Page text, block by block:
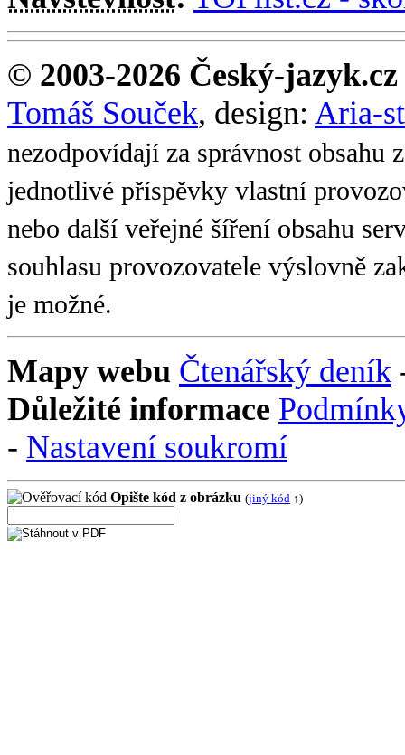
© 2003-2026 Český-jazyk.cz
Tomáš Souček, design: Aria-
nezodpovídají za správnost obsahu
jednotlivé příspěvky vlastní
nebo další veřejné šíření obsahu
souhlasu provozovatele výslovně
je možné.
Mapy webu Čtenářský deník
Důležité informace
- Nastavení soukromí
Opište kód z obrázku (jiný kód ↑)